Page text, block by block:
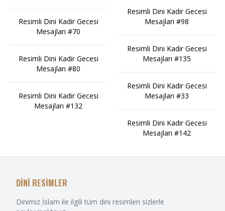
Resimli Dini Kadir Gecesi
Mesajları #70
Resimli Dini Kadir Gecesi
Mesajları #80
Resimli Dini Kadir Gecesi
Mesajları #132
Resimli Dini Kadir Gecesi
Mesajları #98
Resimli Dini Kadir Gecesi
Mesajları #135
Resimli Dini Kadir Gecesi
Mesajları #33
Resimli Dini Kadir Gecesi
Mesajları #142
DİNİ RESİMLER
Dinimiz İslam ile ilgili tüm dini resimleri sizlerle